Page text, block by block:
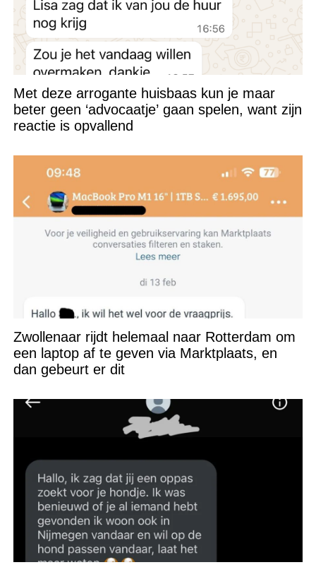
Met deze arrogante huisbaas kun je maar
beter geen ‘advocaatje’ gaan spelen, want zijn
reactie is opvallend
Zwollenaar rijdt helemaal naar Rotterdam om
een laptop af te geven via Marktplaats, en
dan gebeurt er dit